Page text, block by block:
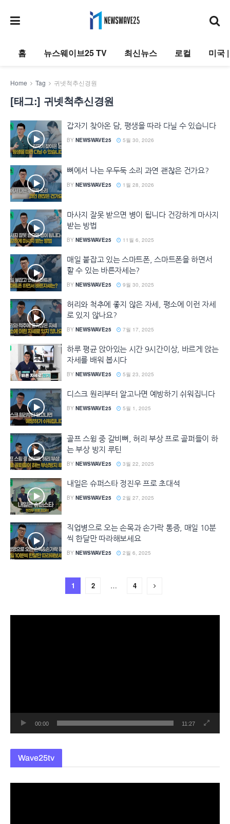
홈 뉴스웨이브25 TV 최신뉴스 로컬 미국
Home Tag 귀넷척추신경원
[태그:] 귀넷척추신경원
갑자기 찾아온 담, 평생을 따라 다닐 수 있습니다
BY NEWSWAVE25 5월 30, 2026
뼈에서 나는 우두둑 소리 과연 괜찮은 건가요?
BY NEWSWAVE25 1월 28, 2026
마사지 잘못 받으면 병이 됩니다 건강하게 마사지
받는 방법
BY NEWSWAVE25 11월 6, 2025
매일 붙잡고 있는 스마트폰, 스마트폰을 하면서
할 수 있는 바른자세는?
BY NEWSWAVE25 9월 30, 2025
허리와 척추에 좋지 않은 자세, 평소에 이런 자세
로 있지 않나요?
BY NEWSWAVE25 7월 17, 2025
하루 평균 앉아있는 시간 9시간이상, 바르게 앉는
자세를 배워 봅시다
BY NEWSWAVE25 5월 23, 2025
디스크 원리부터 알고나면 예방하기 쉬워집니다
BY NEWSWAVE25 5월 1, 2025
골프 스윙 중 갈비뼈, 허리 부상 프로 골퍼들이 하
는 부상 방지 루틴
BY NEWSWAVE25 3월 22, 2025
내일은 슈퍼스타 정진우 프로 초대석
BY NEWSWAVE25 2월 27, 2025
직업병으로 오는 손목과 손가락 통증, 매일 10분
씩 한달만 따라해보세요
BY NEWSWAVE25 2월 6, 2025
1 2 … 4
00:00 11:27
Wave25tv